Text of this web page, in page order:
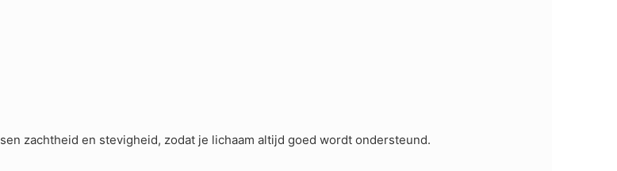
zachtheid en stevigheid, zodat je lichaam altijd goed wordt ondersteund.